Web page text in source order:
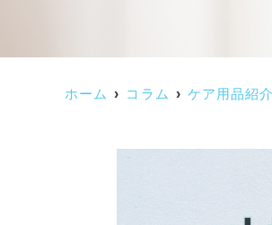
ホーム コラム ケア用品紹介